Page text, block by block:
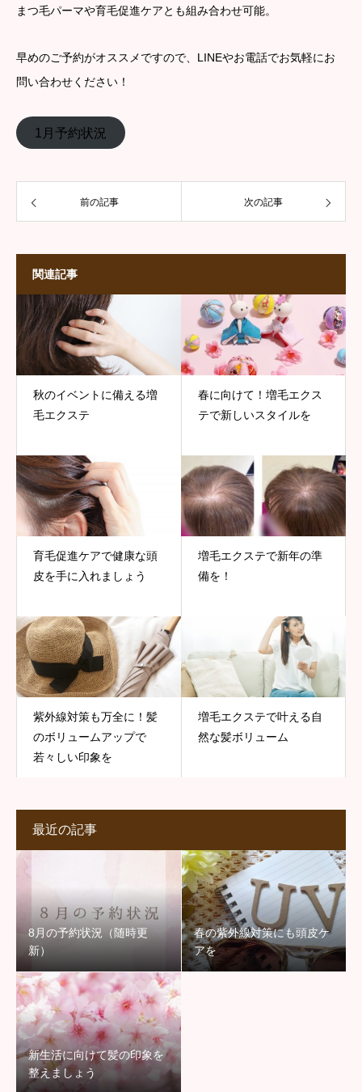
まつ毛パーマや育毛促進ケアとも組み合わせ可能。
早めのご予約がオススメですので、LINEやお電話でお気軽にお
問い合わせください！
1月予約状況
前の記事 次の記事
関連記事
秋のイベントに備える増
毛エクステ
春に向けて！増毛エクス
テで新しいスタイルを
育毛促進ケアで健康な頭
皮を手に入れましょう
増毛エクステで新年の準
備を！
紫外線対策も万全に！髪
のボリュームアップで
若々しい印象を
増毛エクステで叶える自
然な髪ボリューム
最近の記事
8月の予約状況（随時更
新）
春の紫外線対策にも頭皮ケ
アを
新生活に向けて髪の印象を
整えましょう